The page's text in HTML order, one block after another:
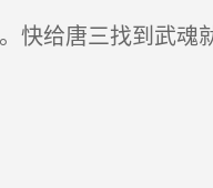
快给唐三找到武魂